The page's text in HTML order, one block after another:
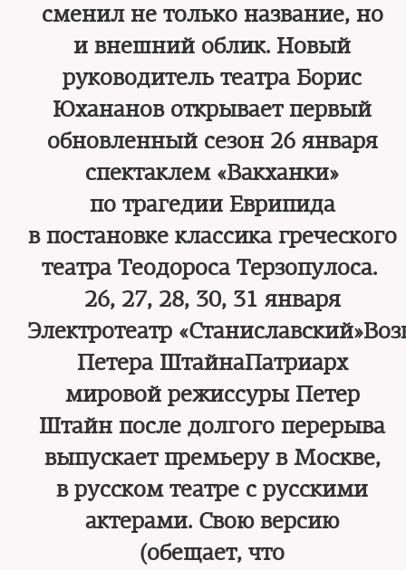
сменил не только название, но
и внешний облик. Новый
руководитель театра Борис
Юхананов открывает первый
обновленный сезон 26 января
спектаклем «Вакханки»
по трагедии Еврипида
в постановке классика греческого
театра Теодороса Терзопулоса.
26, 27, 28, 30, 31 января
Электротеатр
Петера ШтайнаПатриарх
мировой режиссуры Петер
Штайн после долгого перерыва
выпускает премьеру в Москве,
в русском театре с русскими
актерами. Свою версию
(обещает, что